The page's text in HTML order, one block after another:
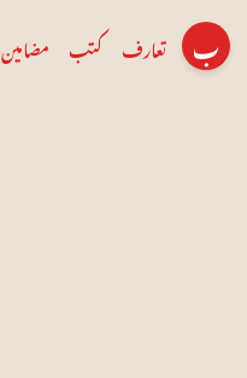
ب مضامین کتب تعارف